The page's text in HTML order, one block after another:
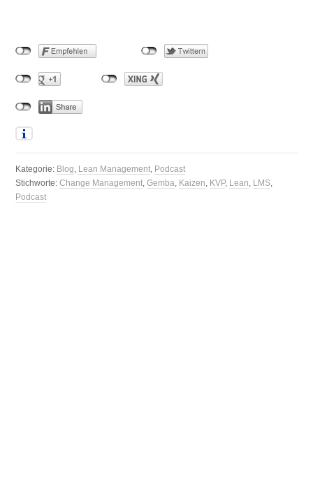
Kategorie: Blog, Lean Management, Podcast
Stichworte:Change Management,Gemba, Kaizen, KVP, Lean, LMS,
Podcast